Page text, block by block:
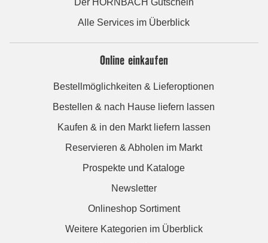
Der HORNBACH Gutschein
Alle Services im Überblick
Online einkaufen
Bestellmöglichkeiten & Lieferoptionen
Bestellen & nach Hause liefern lassen
Kaufen & in den Markt liefern lassen
Reservieren & Abholen im Markt
Prospekte und Kataloge
Newsletter
Onlineshop Sortiment
Weitere Kategorien im Überblick